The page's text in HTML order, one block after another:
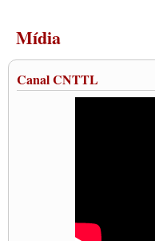
Mídia
Canal CNTTL